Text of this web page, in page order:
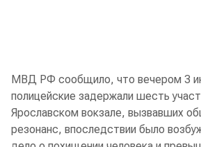
МВД РФ сообщило, что вечером 3
полицейские задержали шесть
Ярославском вокзале, вызвавших
резонанс, впоследствии было